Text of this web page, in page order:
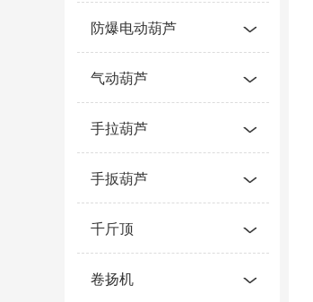
防爆电动葫芦
气动葫芦
手拉葫芦
手扳葫芦
千斤顶
卷扬机